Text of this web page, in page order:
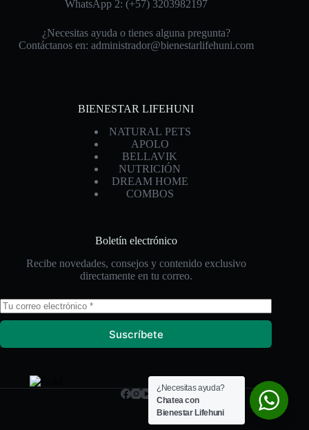
WhatsApp 2: (+57) 3203982197
¿Necesitas ayuda o tienes alguna pregunta?
Contáctanos en: administrador@bienestarlifehuni.com
BIENESTAR LIFEHUNI
NATURAL PETS
APOLO
BELLAVIK
NUTRICIÓN
DREAM HOME
COMBOS
Boletín electrónico
Recibe novedades, consejos y contenido exclusivo
directamente en tu correo.
Suscríbete
¿Necesitas ayuda?
Chatea con
Bienestar Lifehuni